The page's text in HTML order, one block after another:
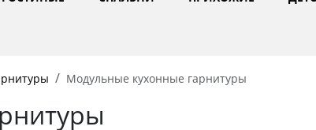
Модульные кухонные гарнитуры